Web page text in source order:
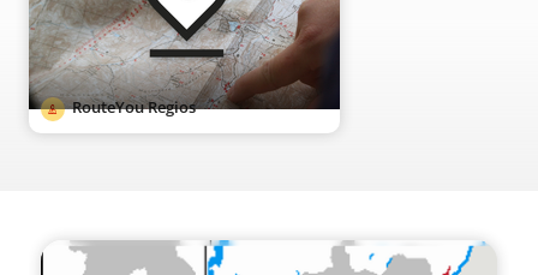
RouteYou Regios